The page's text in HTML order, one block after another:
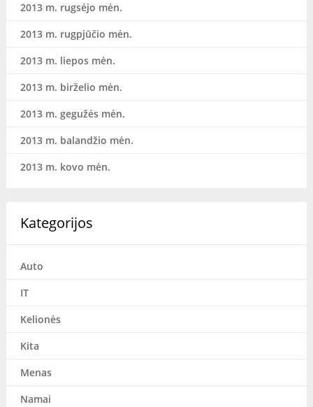
2013 m. rugsėjo mėn.
2013 m. rugpjūčio mėn.
2013 m. liepos mėn.
2013 m. birželio mėn.
2013 m. gegužės mėn.
2013 m. balandžio mėn.
2013 m. kovo mėn.
Kategorijos
Auto
IT
Kelionės
Kita
Menas
Namai